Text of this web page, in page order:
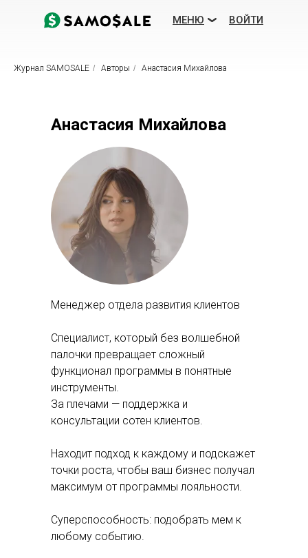
ВОЗМОЖНОСТИ
Посмотреть демо
ВОЙТИ
МЕНЮ
ЕЩЕ
Журнал SAMOSALE / Авторы / Анастасия Михайлова
Анастасия Михайлова
Менеджер отдела развития клиентов
Специалист, который без волшебной
палочки превращает сложный
функционал программы в понятные
инструменты.
За плечами — поддержка и
консультации сотен клиентов.
Находит подход к каждому и подскажет
точки роста, чтобы ваш бизнес получал
максимум от программы лояльности.
Суперспособность: подобрать мем к
любому событию.